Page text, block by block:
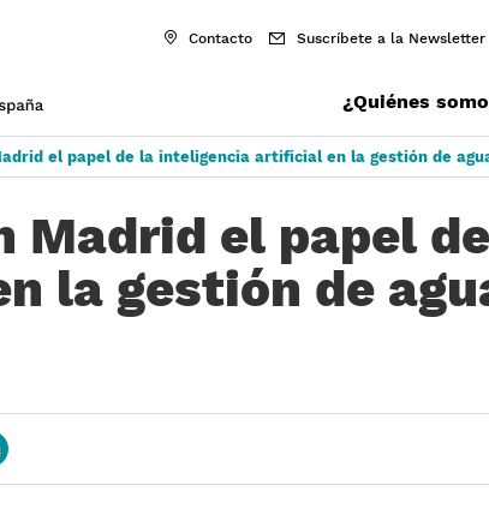
¿Quiénes
Contacto Suscríbete a la Newsletter
el papel de la inteligencia artificial en la gestión de
Madrid el papel
la gestión de